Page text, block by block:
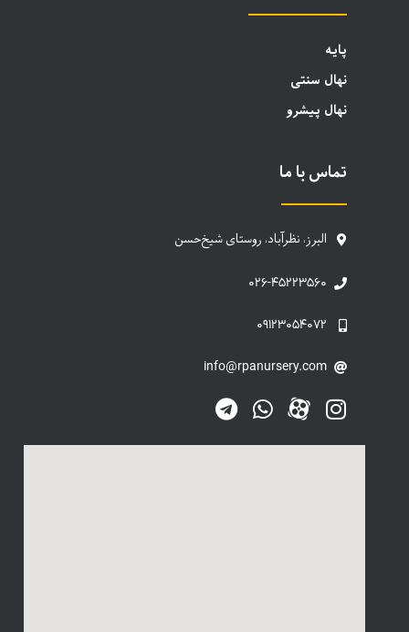
پایه
نهال سنتی
نهال پیشرو
تماس با ما
البرز، نظرآباد، روستای شیخ‌حسن
۰۲۶-۴۵۲۲۳۵۶۰
۰۹۱۲۳۰۵۴۰۷۲
info@rpanursery.com